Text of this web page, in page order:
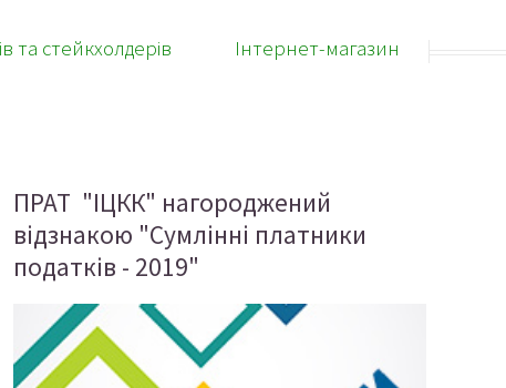
та стейкхолдерів Інтернет-магазин
ПРАТ "ІЦКК" нагороджений
відзнакою "Сумлінні платники
податків - 2019"